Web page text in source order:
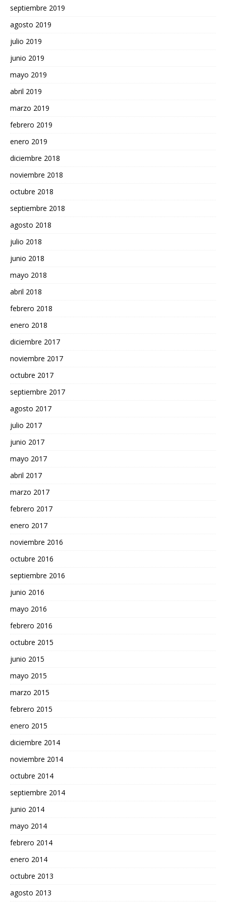
septiembre 2019
agosto 2019
julio 2019
junio 2019
mayo 2019
abril 2019
marzo 2019
febrero 2019
enero 2019
diciembre 2018
noviembre 2018
octubre 2018
septiembre 2018
agosto 2018
julio 2018
junio 2018
mayo 2018
abril 2018
febrero 2018
enero 2018
diciembre 2017
noviembre 2017
octubre 2017
septiembre 2017
agosto 2017
julio 2017
junio 2017
mayo 2017
abril 2017
marzo 2017
febrero 2017
enero 2017
noviembre 2016
octubre 2016
septiembre 2016
junio 2016
mayo 2016
febrero 2016
octubre 2015
junio 2015
mayo 2015
marzo 2015
febrero 2015
enero 2015
diciembre 2014
noviembre 2014
octubre 2014
septiembre 2014
junio 2014
mayo 2014
febrero 2014
enero 2014
octubre 2013
agosto 2013